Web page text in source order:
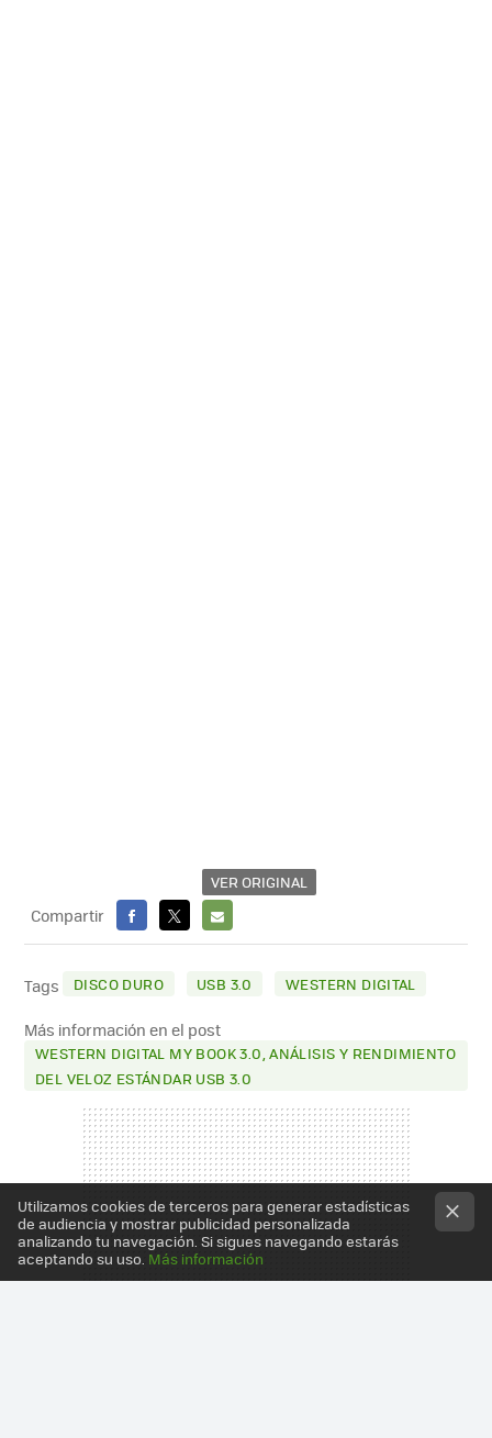
VER ORIGINAL
Compartir
FACEBOOK
X
E-
MAIL
Tags DISCO DURO USB 3.0 WESTERN DIGITAL
Más información en el post
WESTERN DIGITAL MY BOOK 3.0, ANÁLISIS Y RENDIMIENTO
DEL VELOZ ESTÁNDAR USB 3.0
Utilizamos cookies de terceros para generar estadísticas
de audiencia y mostrar publicidad personalizada
analizando tu navegación. Si sigues navegando estarás
aceptando su uso. Más información